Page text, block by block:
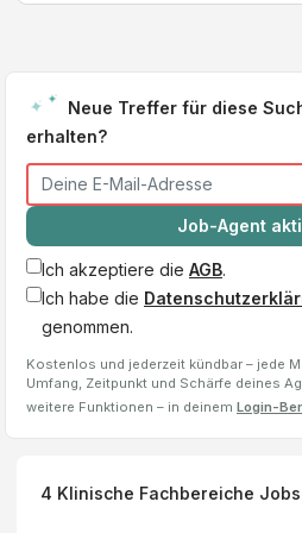
Neue Treffer für diese
erhalten?
Job-Agent
Ich akzeptiere die AGB.
Ich habe die
genommen.
Kostenlos und jederzeit kündbar – jede
Umfang, Zeitpunkt und Schärfe deines
weitere Funktionen – in deinem Login-
4 Klinische Fachbereiche Jobs